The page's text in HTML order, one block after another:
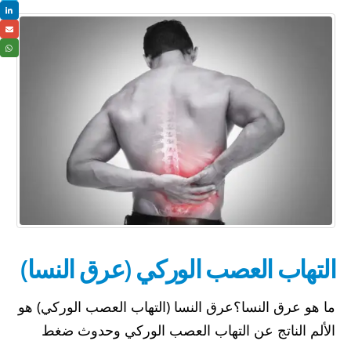
التهاب العصب الوركي (عرق النسا)
ما هو عرق النسا؟عرق النسا (التهاب العصب الوركي) هو
الألم الناتج عن التهاب العصب الوركي وحدوث ضغط